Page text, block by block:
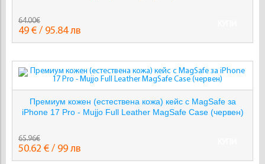
64.00€
49 € / 95.84 лв
Премиум кожен (естествена кожа) кейс с MagSafe за
iPhone 17 Pro - Mujjo Full Leather MagSafe Case (червен)
65.96€
50.62 € / 99 лв